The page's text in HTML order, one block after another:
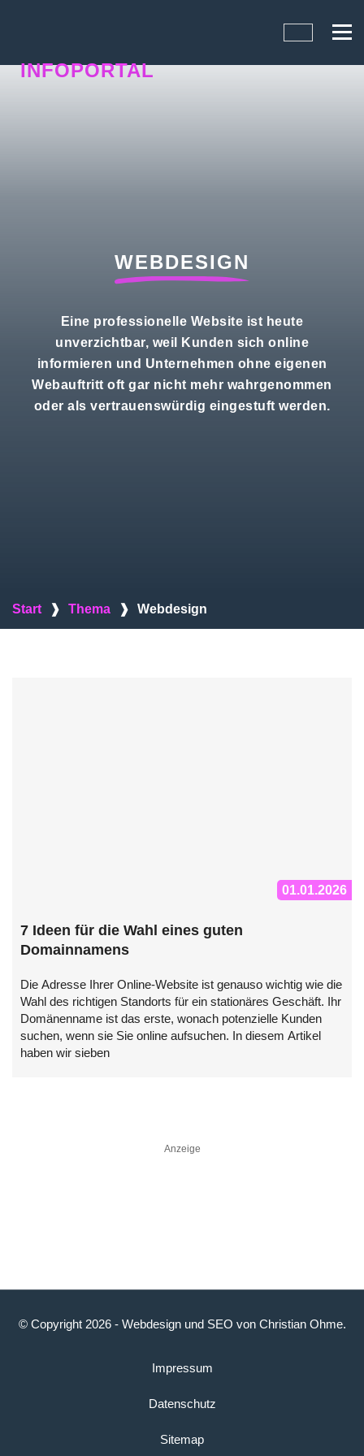
INFOPORTAL
WEBDESIGN
Eine professionelle Website ist heute
unverzichtbar, weil Kunden sich online
informieren und Unternehmen ohne eigenen
Webauftritt oft gar nicht mehr wahrgenommen
oder als vertrauenswürdig eingestuft werden.
Start ❱ Thema ❱ Webdesign
01.01.2026
7 Ideen für die Wahl eines guten
Domainnamens
Die Adresse Ihrer Online-Website ist genauso wichtig wie die
Wahl des richtigen Standorts für ein stationäres Geschäft. Ihr
Domänenname ist das erste, wonach potenzielle Kunden
suchen, wenn sie Sie online aufsuchen. In diesem Artikel
haben wir sieben
Anzeige
© Copyright 2026 - Webdesignund SEO von Christian Ohme.
Impressum
Datenschutz
Sitemap